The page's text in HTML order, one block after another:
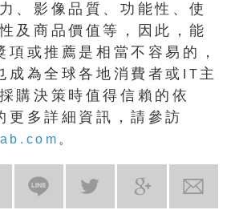
、影像品質、功能性、使
及商品價值等，因此，能
項或推薦是相當不容易的，
成為全球各地消費者或 IT 主
購決策時值得信賴的依
更多詳細資訊，請參訪
。